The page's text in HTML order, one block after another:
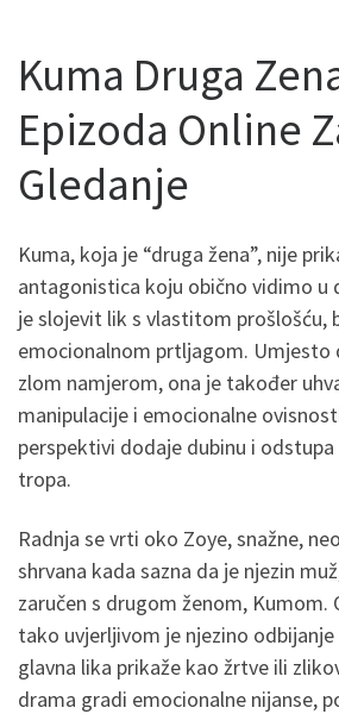
Kuma Druga
Epizoda Online
Gledanje
Kuma, koja je “druga žena”, nije
antagonistica koju obično vidimo u
je slojevit lik s vlastitom prošlošću,
emocionalnom prtljagom. Umjesto
zlom namjerom, ona je također
manipulacije i emocionalne
perspektivi dodaje dubinu i
tropa.
Radnja se vrti oko Zoye, snažne,
shrvana kada sazna da je njezin
zaručen s drugom ženom, Kumom.
tako uvjerljivom je njezino
glavna lika prikaže kao žrtve ili
drama gradi emocionalne nijanse,